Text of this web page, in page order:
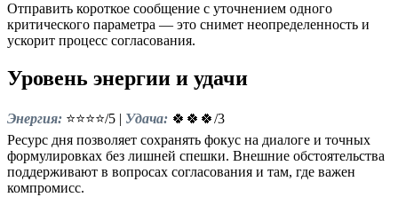
Отправить короткое сообщение с уточнением одного
критического параметра — это снимет неопределенность и
ускорит процесс согласования.
Уровень энергии и удачи
Энергия: ⭐⭐⭐⭐/5 | Удача: 🍀🍀🍀/3
Ресурс дня позволяет сохранять фокус на диалоге и точных
формулировках без лишней спешки. Внешние обстоятельства
поддерживают в вопросах согласования и там, где важен
компромисс.